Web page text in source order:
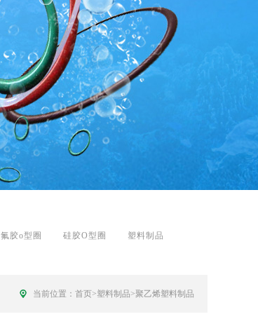
氟胶o型圈 硅胶O型圈 塑料制品
当前位置： 首页>塑料制品>聚乙烯塑料制品